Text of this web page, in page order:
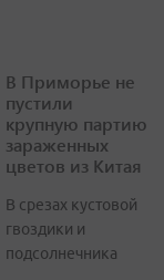
В Приморье не
пустили
крупную партию
зараженных
цветов из Китая
В срезах кустовой
гвоздики и
подсолнечника